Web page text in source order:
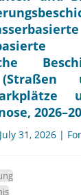
31, 2026 |